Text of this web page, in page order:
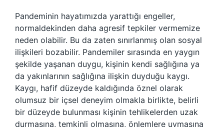
Pandeminin hayatımızda yarattığı engeller,
normaldekinden daha agresif tepkiler vermemize
neden olabilir. Bu da zaten sınırlanmış olan sosyal
ilişkileri bozabilir. Pandemiler sırasında en yaygın
şekilde yaşanan duygu, kişinin kendi sağlığına ya
da yakınlarının sağlığına ilişkin duyduğu kaygı.
Kaygı, hafif düzeyde kaldığında öznel olarak
olumsuz bir içsel deneyim olmakla birlikte, belirli
bir düzeyde bulunması kişinin tehlikelerden uzak
durmasına, temkinli olmasına, önlemlere uymasına